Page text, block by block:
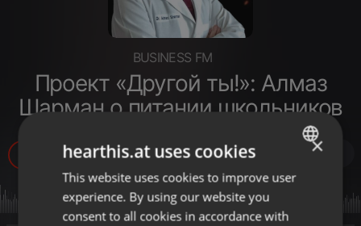
BUSINESS FM
Проект «Другой ты!»: Алмаз
Шарман о питании школьников
418 1
ENGLISH
GERMAN
×
hearthis.at uses cookies
This website uses cookies to improve user
experience. By using our website you
consent to all cookies in accordance with